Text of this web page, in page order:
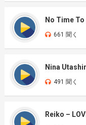
No Time
661 聞く
Nina
491 聞く
Reiko –